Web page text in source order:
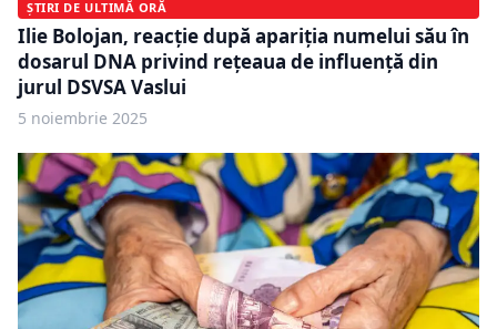
ȘTIRI DE ULTIMĂ ORĂ
Ilie Bolojan, reacție după apariția numelui său în
dosarul DNA privind rețeaua de influență din
jurul DSVSA Vaslui
5 noiembrie 2025